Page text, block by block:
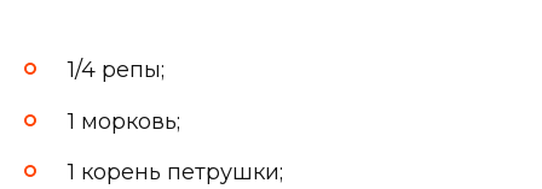
1/4 репы;
1 морковь;
1 корень петрушки;